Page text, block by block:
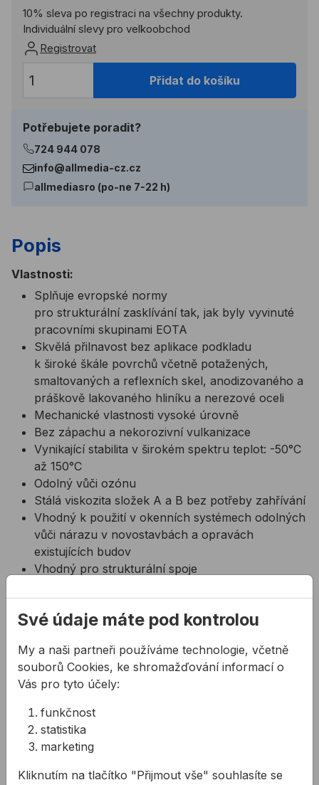
10% sleva po registraci na všechny produkty.
Individuální slevy pro velkoobchod
Registrovat
Přidat do košíku
Potřebujete poradit?
724 944 078
info@allmedia-cz.cz
allmediasro (po-ne 7-22 h)
Popis
Vlastnosti:
Splňuje evropské normy
pro strukturální zasklívání tak, jak byly vyvinuté
pracovními skupinami EOTA
Skvělá přilnavost bez aplikace podkladu
k široké škále povrchů včetně potažených,
smaltovaných a reflexních skel, anodizovaného a
práškově lakovaného hliníku a nerezové oceli
Mechanické vlastnosti vysoké úrovně
Bez zápachu a nekorozivní vulkanizace
Vynikající stabilita v širokém spektru teplot: -50°C
až 150°C
Odolný vůči ozónu
Stálá viskozita složek A a B bez potřeby zahřívání
Vhodný k použití v okenních systémech odolných
vůči nárazu v novostavbách a opravách
existujících budov
Vhodný pro strukturální spoje
v působení povětrnostních vlivů a
vysokou odolnost vůči ultrafialovému záření,
Není třeba párovat výrobní šarže báze a tvrdidla
K dispozici jsou různé odstíny šedé (viz. naše
karty barevné škály)
Barva:
C04 černá
Své údaje máte pod kontrolou
My a naši partneři používáme technologie, včetně
souborů Cookies, ke shromažďování informací o
Vás pro tyto účely:
funkčnost
statistika
marketing
Kliknutím na tlačítko "Přijmout vše" souhlasíte se